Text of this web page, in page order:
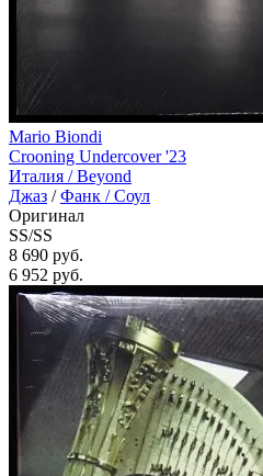
Mario Biondi
Crooning Undercover '23
Италия /Beyond
Джаз /Фанк / Соул
Оригинал
SS/SS
8 690 руб.
6 952 руб.